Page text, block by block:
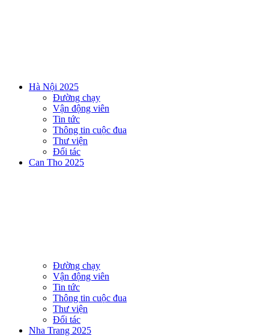
Hà Nội 2025
Đường chạy
Vận động viên
Tin tức
Thông tin cuộc đua
Thư viện
Đối tác
Can Tho 2025
Đường chạy
Vận động viên
Tin tức
Thông tin cuộc đua
Thư viện
Đối tác
Nha Trang 2025